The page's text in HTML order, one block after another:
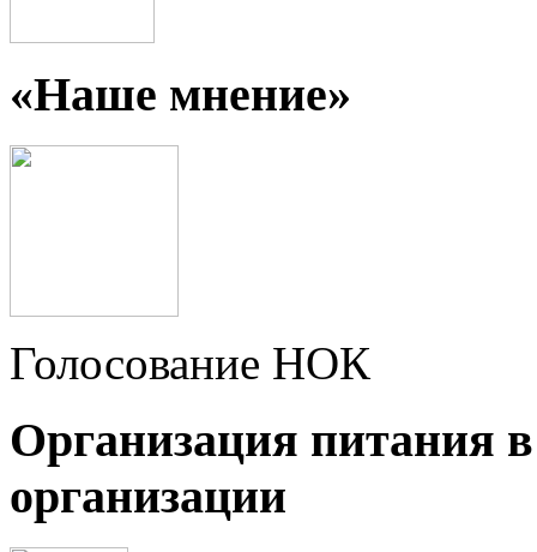
«Наше мнение»
Голосование НОК
Организация питания
организации